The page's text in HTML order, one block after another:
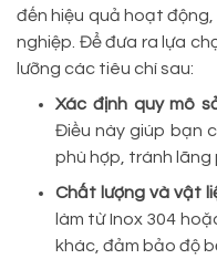
đến hiệu quả hoạt
nghiệp. Để đưa ra lựa
lưỡng các tiêu chí sau:
Xác định quy mô
Điều này giúp bạn
phù hợp, tránh lãng
Chất lượng và vật
làm từ Inox 304
khác, đảm bảo độ